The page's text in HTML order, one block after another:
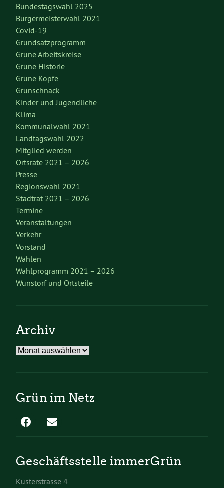
Bundestagswahl 2025
Bürgermeisterwahl 2021
Covid-19
Grundsatzprogramm
Grüne Arbeitskreise
Grüne Historie
Grüne Köpfe
Grünschnack
Kinder und Jugendliche
Klima
Kommunalwahl 2021
Landtagswahl 2022
Mitglied werden
Ortsräte 2021 – 2026
Presse
Regionswahl 2021
Stadtrat 2021 – 2026
Termine
Veranstaltungen
Verkehr
Vorstand
Wahlen
Wahlprogramm 2021 – 2026
Wunstorf und Ortsteile
Archiv
Archiv
Grün im Netz
Geschäftsstelle immerGrün
Küsterstrasse 4